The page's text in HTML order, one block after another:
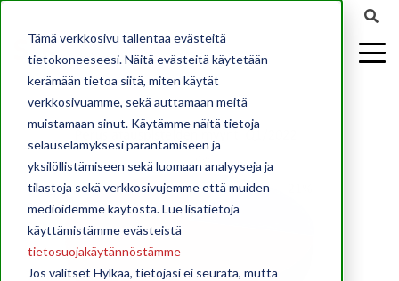
Tämä verkkosivu tallentaa evästeitä
tietokoneeseesi. Näitä evästeitä käytetään
kerämään tietoa siitä, miten käytät
verkkosivuamme, sekä auttamaan meitä
muistamaan sinut. Käytämme näitä tietoja
selauselämyksesi parantamiseen ja
yksilöllistämiseen sekä luomaan analyyseja ja
tilastoja sekä verkkosivujemme että muiden
medioidemme käytöstä. Lue lisätietoja
käyttämistämme evästeistä
tietosuojakäytännöstämme
Jos valitset Hylkää, tietojasi ei seurata, mutta